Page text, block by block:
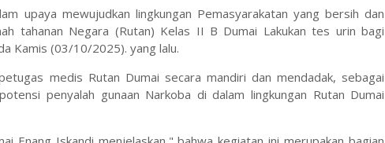
upaya mewujudkan lingkungan Pemasyarakatan yang bersih dan
tahanan Negara (Rutan) Kelas II B Dumai Lakukan tes urin bagi
Kamis (03/10/2025). yang lalu.
medis Rutan Dumai secara mandiri dan mendadak, sebagai
penyalah gunaan Narkoba di dalam lingkungan Rutan Dumai